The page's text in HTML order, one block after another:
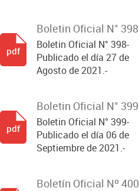
Boletin Oficial N° 398
Boletin Oficial N° 398-
Publicado el día 27 de
Agosto de 2021.-
pdf
Boletin Oficial N° 399
Boletin Oficial N° 399-
Publicado el día 06 de
Septiembre de 2021.-
pdf
Boletín Oficial Nº 400